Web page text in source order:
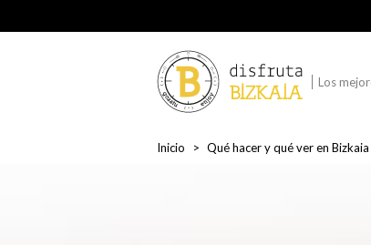
Los
Inicio Qué hacer y qué ver en Bizkaia